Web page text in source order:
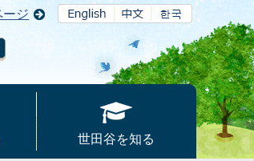
ージ
世田谷を知る